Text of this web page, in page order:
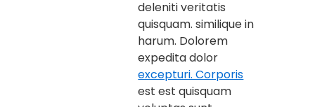
deleniti veritatis
quisquam. similique in
harum. Dolorem
expedita dolor
excepturi. Corporis
est est quisquam